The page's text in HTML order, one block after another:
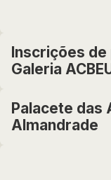
Inscrições de
Galeria
Palacete das
Almandrade